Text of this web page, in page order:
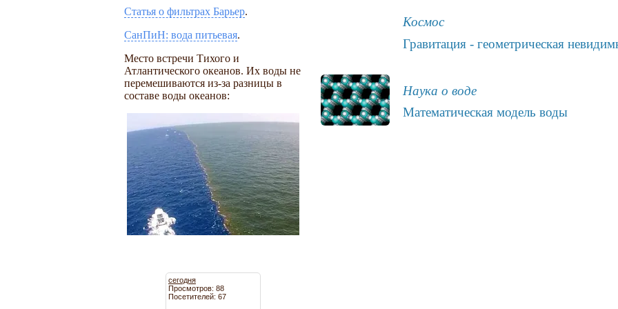
Статья о фильтрах Барьер.
СанПиН: вода питьевая.
Место встречи Тихого и
Атлантического океанов. Их воды не
перемешиваются из-за разницы в
составе воды океанов:
сегодня
Просмотров: 88
Посетителей: 67
Космос
Гравитация - геометрическая
Наука о воде
Математическая модель воды